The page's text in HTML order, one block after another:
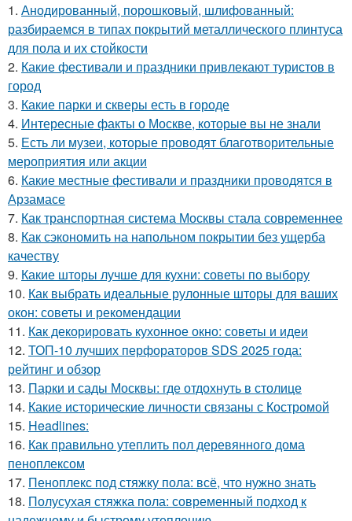
1. Анодированный, порошковый, шлифованный:
разбираемся в типах покрытий металлического плинтуса
для пола и их стойкости
2. Какие фестивали и праздники привлекают туристов в
город
3. Какие парки и скверы есть в городе
4. Интересные факты о Москве, которые вы не знали
5. Есть ли музеи, которые проводят благотворительные
мероприятия или акции
6. Какие местные фестивали и праздники проводятся в
Арзамасе
7. Как транспортная система Москвы стала современнее
8. Как сэкономить на напольном покрытии без ущерба
качеству
9. Какие шторы лучше для кухни: советы по выбору
10. Как выбрать идеальные рулонные шторы для ваших
окон: советы и рекомендации
11. Как декорировать кухонное окно: советы и идеи
12. ТОП-10 лучших перфораторов SDS 2025 года:
рейтинг и обзор
13. Парки и сады Москвы: где отдохнуть в столице
14. Какие исторические личности связаны с Костромой
15. Headlines:
16. Как правильно утеплить пол деревянного дома
пеноплексом
17. Пеноплекс под стяжку пола: всё, что нужно знать
18. Полусухая стяжка пола: современный подход к